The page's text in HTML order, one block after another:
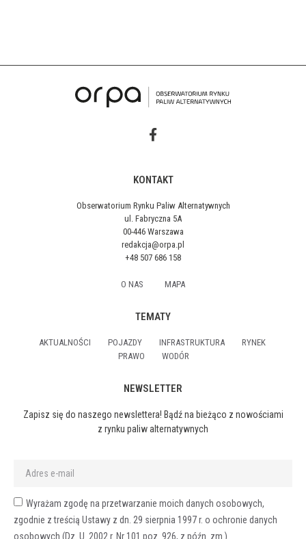
KONTAKT
Obserwatorium Rynku Paliw Alternatywnych
ul. Fabryczna 5A
00-446 Warszawa
redakcja@orpa.pl
+48 507 686 158
O NAS MAPA
TEMATY
AKTUALNOŚCI POJAZDY INFRASTRUKTURA
RYNEK
PRAWO
WODÓR
NEWSLETTER
Zapisz się do naszego newslettera! Bądź na bieżąco z nowościami
z rynku paliw alternatywnych
Wyrażam zgodę na przetwarzanie moich danych osobowych,
zgodnie z treścią Ustawy z dn. 29 sierpnia 1997 r. o ochronie danych
osobowych (Dz. U. 2002 r. Nr 101 poz. 926, z późn. zm.).